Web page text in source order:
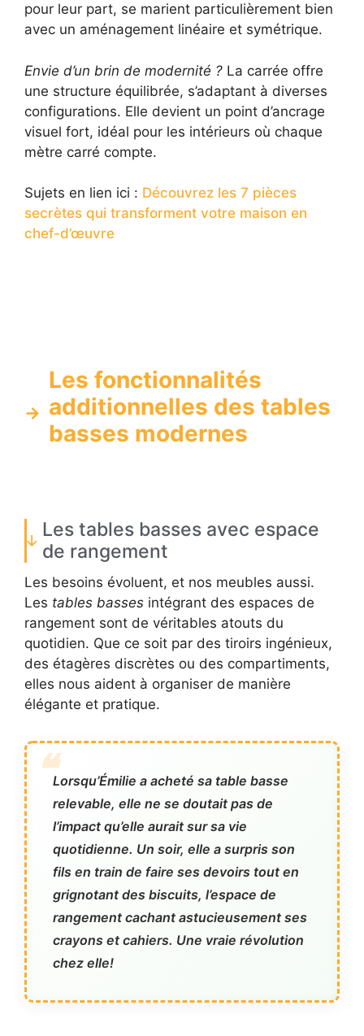
pour leur part, se marient particulièrement bien
avec un aménagement linéaire et symétrique.
Envie d’un brin de modernité ? La carrée offre
une structure équilibrée, s’adaptant à diverses
configurations. Elle devient un point d’ancrage
visuel fort, idéal pour les intérieurs où chaque
mètre carré compte.
Sujets en lien ici : Découvrez les 7 pièces
secrètes qui transforment votre maison en
chef-d’œuvre
Les fonctionnalités
additionnelles des tables
basses modernes
Les tables basses avec espace
de rangement
Les besoins évoluent, et nos meubles aussi.
Les tables basses intégrant des espaces de
rangement sont de véritables atouts du
quotidien. Que ce soit par des tiroirs ingénieux,
des étagères discrètes ou des compartiments,
elles nous aident à organiser de manière
élégante et pratique.
Lorsqu’Émilie a acheté sa table basse
relevable, elle ne se doutait pas de
l’impact qu’elle aurait sur sa vie
quotidienne. Un soir, elle a surpris son
fils en train de faire ses devoirs tout en
grignotant des biscuits, l’espace de
rangement cachant astucieusement ses
crayons et cahiers. Une vraie révolution
chez elle!